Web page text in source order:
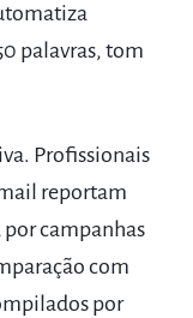
palavras, tom
Profissionais
reportam
por campanhas
com
por